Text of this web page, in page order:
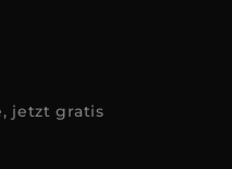
jetzt gratis